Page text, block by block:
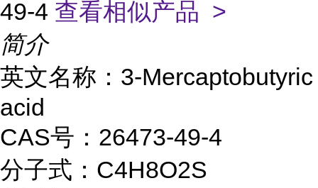
49-4 查看相似产品 >
简介
英文名称：3-Mercaptobutyric
acid
CAS号：26473-49-4
分子式：C4H8O2S